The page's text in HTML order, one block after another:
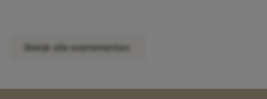
Bekijk alle evenementen